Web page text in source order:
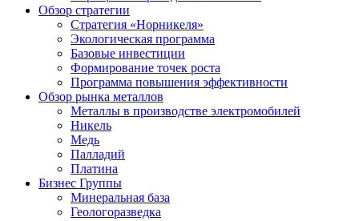
Обзор стратегии
Стратегия «Норникеля»
Экологическая программа
Базовые инвестиции
Формирование точек роста
Программа повышения эффективности
Обзор рынка металлов
Металлы в производстве электромобилей
Никель
Медь
Палладий
Платина
Бизнес Группы
Минеральная база
Геологоразведка